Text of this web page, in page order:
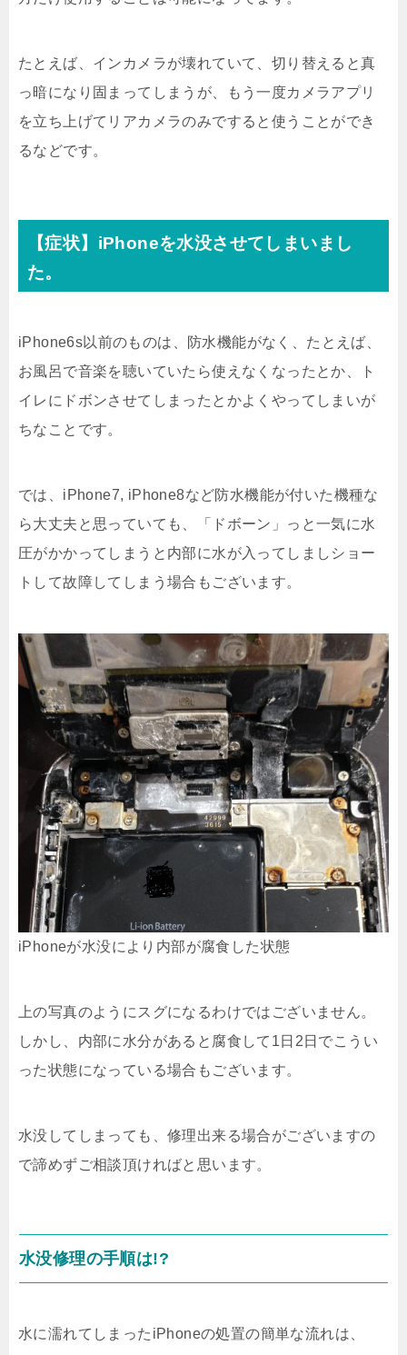
たとえば、インカメラが壊れていて、切り替えると真
っ暗になり固まってしまうが、もう一度カメラアプリ
を立ち上げてリアカメラのみですると使うことができ
るなどです。
【症状】iPhoneを水没させてしまいまし
た。
iPhone6s以前のものは、防水機能がなく、たとえば、
お風呂で音楽を聴いていたら使えなくなったとか、ト
イレにドボンさせてしまったとかよくやってしまいが
ちなことです。
では、iPhone7, iPhone8など防水機能が付いた機種な
ら大丈夫と思っていても、「ドボーン」っと一気に水
圧がかかってしまうと内部に水が入ってしましショー
トして故障してしまう場合もございます。
iPhoneが水没により内部が腐食した状態
上の写真のようにスグになるわけではございません。
しかし、内部に水分があると腐食して1日2日でこうい
った状態になっている場合もございます。
水没してしまっても、修理出来る場合がございますの
で諦めずご相談頂ければと思います。
水没修理の手順は!?
水に濡れてしまったiPhoneの処置の簡単な流れは、